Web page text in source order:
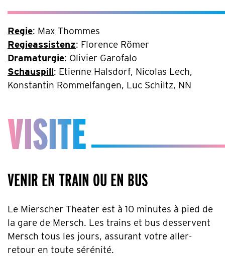
Regie: Max Thommes
Regieassistenz: Florence Römer
Dramaturgie: Olivier Garofalo
Schauspill: Etienne Halsdorf, Nicolas Lech,
Konstantin Rommelfangen, Luc Schiltz, NN
VISITE
VENIR EN TRAIN OU EN BUS
Le Mierscher Theater est à 10 minutes à pied de
la gare de Mersch. Les trains et bus desservent
Mersch tous les jours, assurant votre aller-
retour en toute sérénité.